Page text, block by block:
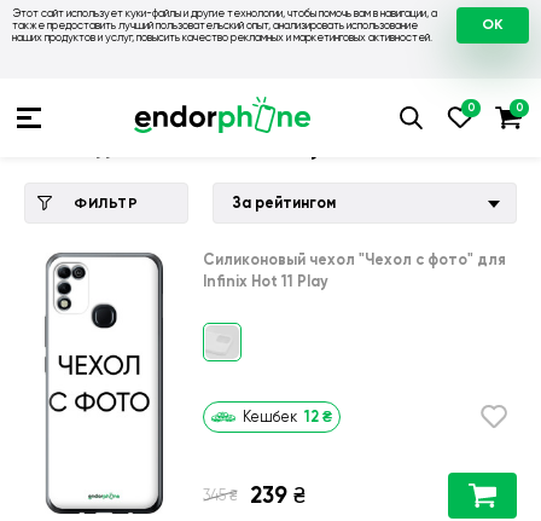
Этот сайт использует куки-файлы и другие технологии, чтобы помочь вам в навигации, а
также предоставить лучший пользовательский опыт, анализировать использование
наших продуктов и услуг, повысить качество рекламных и маркетинговых активностей.
OK
💙 Чехлы на Infinix 💛 Чехол для Infinix
ФИЛЬТР За рейтингом
Силиконовый чехол "Чехол с фото" для
Infinix Hot 11 Play
Кешбек 12 ₴
345 ₴ 239 ₴